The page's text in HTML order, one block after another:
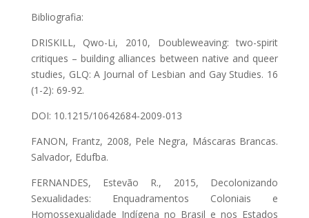
Bibliografia:
DRISKILL, Qwo-Li, 2010, Doubleweaving: two-spirit
critiques – building alliances between native and queer
studies, GLQ: A Journal of Lesbian and Gay Studies. 16
(1-2): 69-92.
DOI: 10.1215/10642684-2009-013
FANON, Frantz, 2008, Pele Negra, Máscaras Brancas.
Salvador, Edufba.
FERNANDES, Estevão R., 2015, Decolonizando
Sexualidades: Enquadramentos Coloniais e
Homossexualidade Indígena no Brasil e nos Estados